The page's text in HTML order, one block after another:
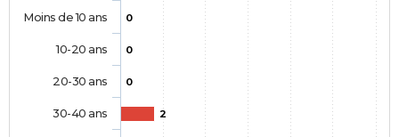
0
0
0
2
Moins de 10 ans
10-20 ans
20-30 ans
30-40 ans